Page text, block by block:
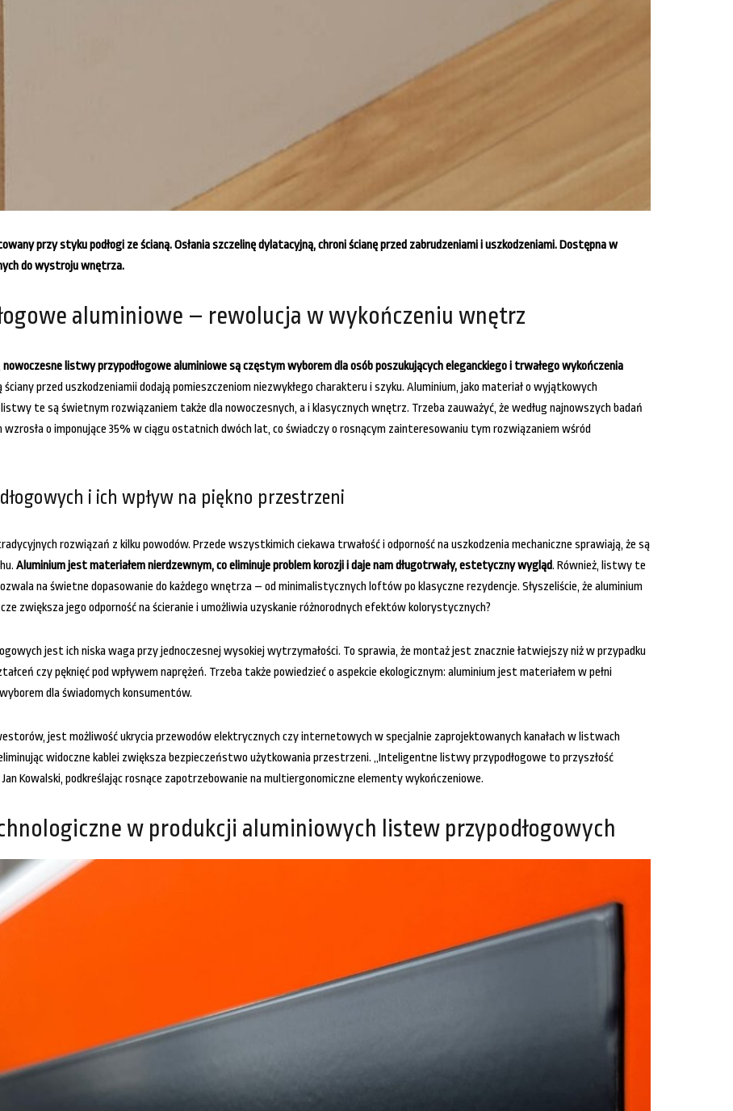
przy styku podłogi ze ścianą. Osłania szczelinę dylatacyjną, chroni ścianę przed zabrudzeniami i uszkodzeniami. Dostępna w
do wystroju wnętrza.
aluminiowe – rewolucja w wykończeniu wnętrz
nowoczesne listwy przypodłogowe aluminiowe są częstym wyborem dla osób poszukujących eleganckiego i trwałego wykończenia
przed uszkodzeniamii dodają pomieszczeniom niezwykłego charakteru i szyku. Aluminium, jako materiał o wyjątkowych
te są świetnym rozwiązaniem także dla nowoczesnych, a i klasycznych wnętrz. Trzeba zauważyć, że według najnowszych badań
o imponujące 35% w ciągu ostatnich dwóch lat, co świadczy o rosnącym zainteresowaniu tym rozwiązaniem wśród
i ich wpływ na piękno przestrzeni
rozwiązań z kilku powodów. Przede wszystkimich ciekawa trwałość i odporność na uszkodzenia mechaniczne sprawiają, że są
Aluminium jest materiałem nierdzewnym, co eliminuje problem korozji i daje nam długotrwały, estetyczny wygląd. Również, listwy te
na świetne dopasowanie do każdego wnętrza – od minimalistycznych loftów po klasyczne rezydencje. Słyszeliście, że aluminium
zwiększa jego odporność na ścieranie i umożliwia uzyskanie różnorodnych efektów kolorystycznych?
jest ich niska waga przy jednoczesnej wysokiej wytrzymałości. To sprawia, że montaż jest znacznie łatwiejszy niż w przypadku
czy pęknięć pod wpływem naprężeń. Trzeba także powiedzieć o aspekcie ekologicznym: aluminium jest materiałem w pełni
dla świadomych konsumentów.
jest możliwość ukrycia przewodów elektrycznych czy internetowych w specjalnie zaprojektowanych kanałach w listwach
widoczne kablei zwiększa bezpieczeństwo użytkowania przestrzeni. „Inteligentne listwy przypodłogowe to przyszłość
Kowalski, podkreślając rosnące zapotrzebowanie na multiergonomiczne elementy wykończeniowe.
w produkcji aluminiowych listew przypodłogowych